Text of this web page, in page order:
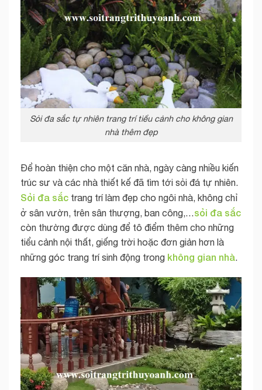
Sỏi đa sắc tự nhiên trang trí tiểu cảnh cho không gian
nhà thêm đẹp
Để hoàn thiện cho một căn nhà, ngày càng nhiều kiến
trúc sư và các nhà thiết kế đã tìm tới sỏi đá tự nhiên.
Sỏi đa sắc trang trí làm đẹp cho ngôi nhà, không chỉ
ở sân vườn, trên sân thượng, ban công,…sỏi đa sắc
còn thường được dùng để tô điểm thêm cho những
tiểu cảnh nội thất, giếng trời hoặc đơn giản hơn là
những góc trang trí sinh động trong không gian nhà.